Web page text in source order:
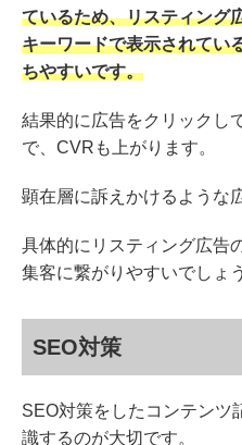
ているため、リスティング
キーワードで表示されてい
ちやすいです。
結果的に広告をクリックし
で、CVRも上がります。
顕在層に訴えかけるような
具体的にリスティング広告
集客に繋がりやすいでしょう
SEO対策
SEO対策をしたコンテンツ
識するのが大切です。